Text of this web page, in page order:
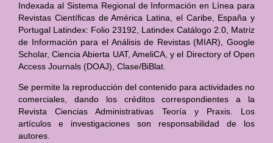
Indexada al Sistema Regional de Información en Línea para
Revistas Científicas de América Latina, el Caribe, España y
Portugal Latindex: Folio 23192, Latindex Catálogo 2.0, Matriz
de Información para el Análisis de Revistas (MIAR), Google
Scholar, Ciencia Abierta UAT, AmeliCA, y el Directory of Open
Access Journals (DOAJ), Clase/BiBlat.
Se permite la reproducción del contenido para actividades no
comerciales, dando los créditos correspondientes a la
Revista Ciencias Administrativas Teoría y Praxis. Los
artículos e investigaciones son responsabilidad de los
autores.